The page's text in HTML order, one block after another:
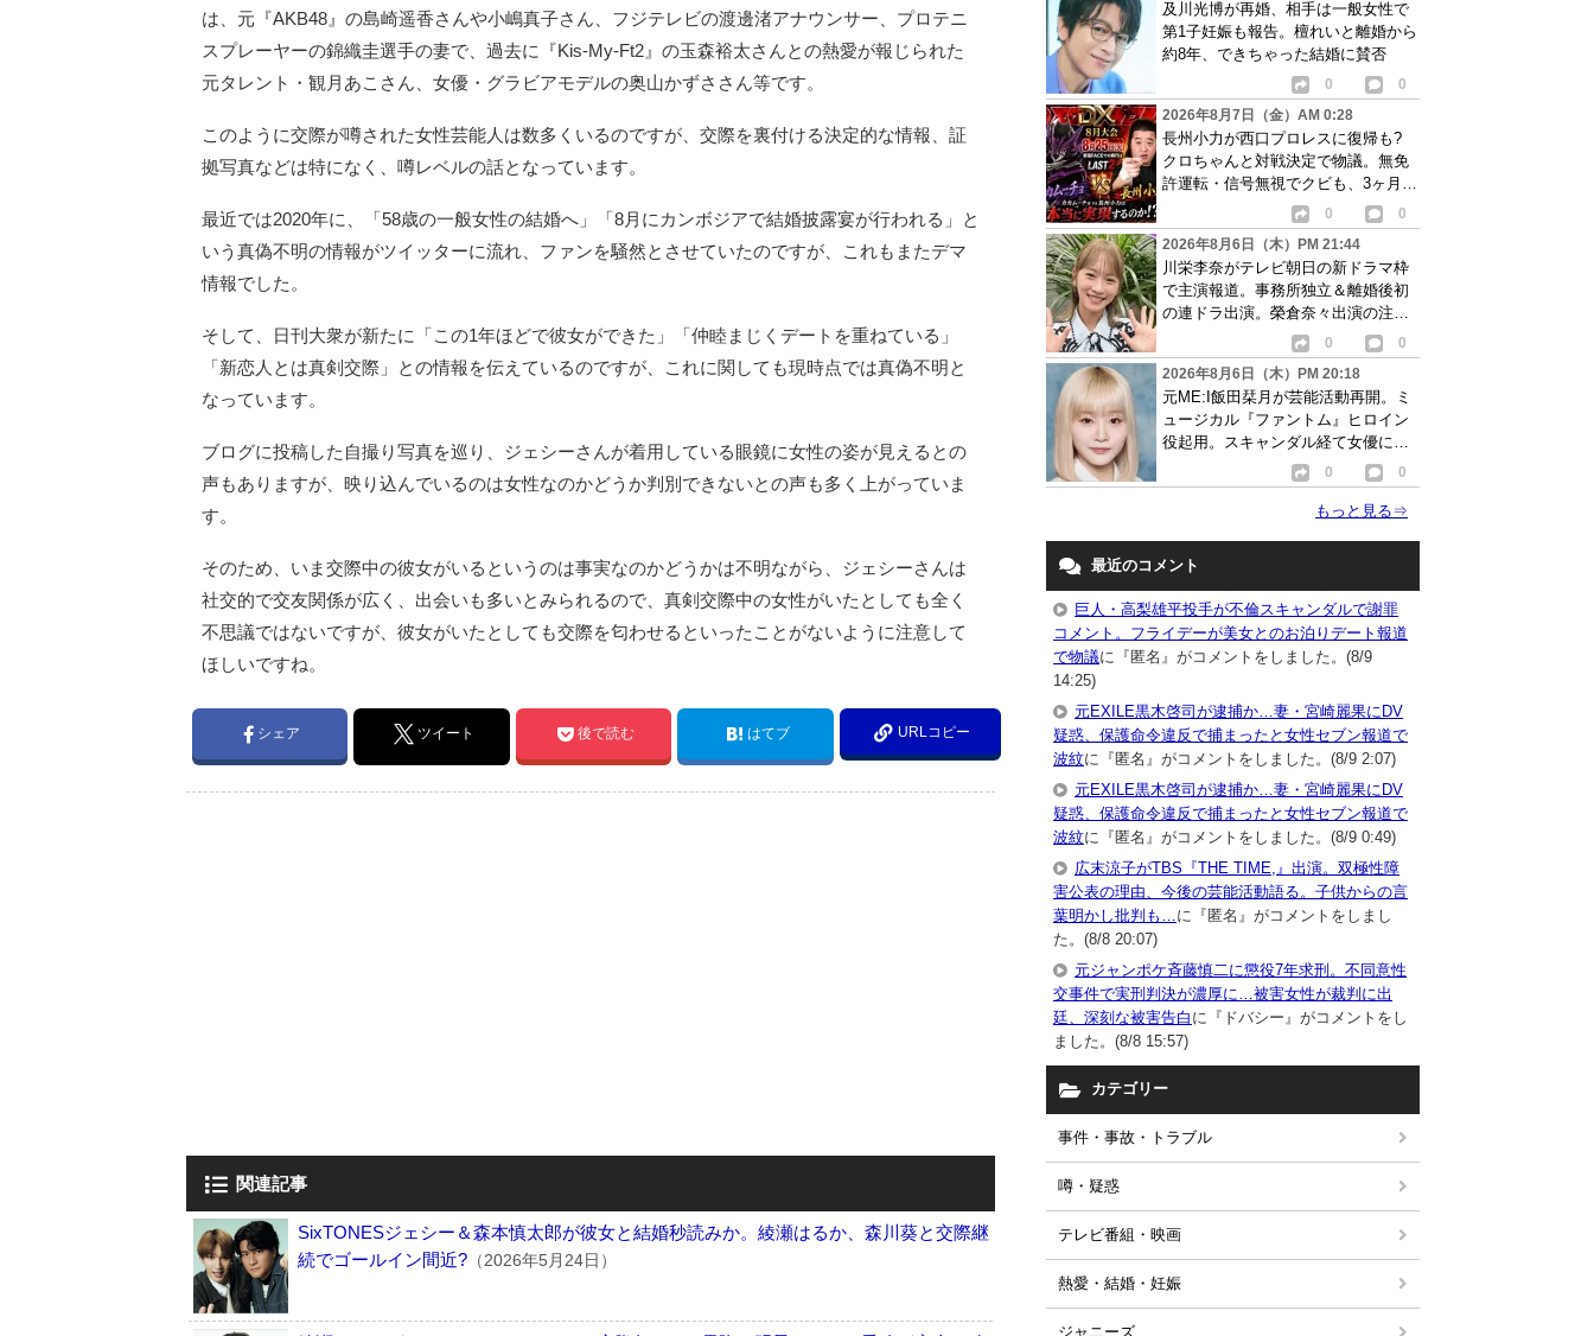
は、元『AKB48』の島崎遥香さんや小嶋真子さん、フジテレビの渡邊渚アナウンサー、プロテニ
スプレーヤーの錦織圭選手の妻で、過去に『Kis-My-Ft2』の玉森裕太さんとの熱愛が報じられた
元タレント・観月あこさん、女優・グラビアモデルの奥山かずささん等です。
このように交際が噂された女性芸能人は数多くいるのですが、交際を裏付ける決定的な情報、証
拠写真などは特になく、噂レベルの話となっています。
最近では2020年に、「58歳の一般女性の結婚へ」「8月にカンボジアで結婚披露宴が行われる」と
いう真偽不明の情報がツイッターに流れ、ファンを騒然とさせていたのですが、これもまたデマ
情報でした。
そして、日刊大衆が新たに「この1年ほどで彼女ができた」「仲睦まじくデートを重ねている」
「新恋人とは真剣交際」との情報を伝えているのですが、これに関しても現時点では真偽不明と
なっています。
ブログに投稿した自撮り写真を巡り、ジェシーさんが着用している眼鏡に女性の姿が見えるとの
声もありますが、映り込んでいるのは女性なのかどうか判別できないとの声も多く上がっていま
す。
そのため、いま交際中の彼女がいるというのは事実なのかどうかは不明ながら、ジェシーさんは
社交的で交友関係が広く、出会いも多いとみられるので、真剣交際中の女性がいたとしても全く
不思議ではないですが、彼女がいたとしても交際を匂わせるといったことがないように注意して
ほしいですね。
シェア ツイート 後で読む はてブ URLコピー
関連記事
SixTONESジェシー＆森本慎太郎が彼女と結婚秒読みか。綾瀬はるか、森川葵と交際継
続でゴールイン間近? （2026年5月24日）
及川光博が再婚、相手は一般女性で
第1子妊娠も報告。檀れいと離婚から
約8年、できちゃった結婚に賛否
0
0
2026年8月7日（金）AM 0:28
長州小力が西口プロレスに復帰も?
クロちゃんと対戦決定で物議。無免
許運転・信号無視でクビも、3ヶ月で
0
0
2026年8月6日（木）PM 21:44
川栄李奈がテレビ朝日の新ドラマ枠
で主演報道。事務所独立＆離婚後初
の連ドラ出演。榮倉奈々出演の注目
0
0
2026年8月6日（木）PM 20:18
元ME:I飯田栞月が芸能活動再開。ミ
ュージカル『ファントム』ヒロイン
役起用。スキャンダル経て女優に転
0 0
もっと見る⇒
最近のコメント
巨人・高梨雄平投手が不倫スキャンダルで謝罪
コメント。フライデーが美女とのお泊りデート報道
で物議に『匿名』がコメントをしました。(8/9
14:25)
元EXILE黒木啓司が逮捕か…妻・宮崎麗果にDV
疑惑、保護命令違反で捕まったと女性セブン報道で
波紋に『匿名』がコメントをしました。(8/9 2:07)
元EXILE黒木啓司が逮捕か…妻・宮崎麗果にDV
疑惑、保護命令違反で捕まったと女性セブン報道で
波紋に『匿名』がコメントをしました。(8/9 0:49)
広末涼子がTBS『THE TIME,』出演。双極性障
害公表の理由、今後の芸能活動語る。子供からの言
葉明かし批判も… に『匿名』がコメントをしまし
た。(8/8 20:07)
元ジャンポケ斉藤慎二に懲役7年求刑。不同意性
交事件で実刑判決が濃厚に…被害女性が裁判に出
廷、深刻な被害告白 に『ドバシー』がコメントをし
ました。(8/8 15:57)
カテゴリー
事件・事故・トラブル
噂・疑惑
テレビ番組・映画
熱愛・結婚・妊娠
ジャニーズ